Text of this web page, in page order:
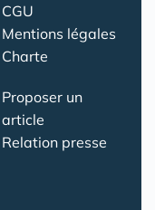
CGU
Mentions légales
Charte
Proposer un
article
Relation presse